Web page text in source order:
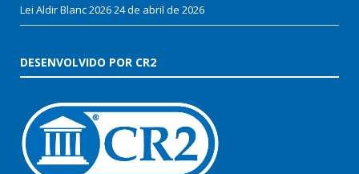
Lei Aldir Blanc 202624 de abril de 2026
DESENVOLVIDO POR CR2